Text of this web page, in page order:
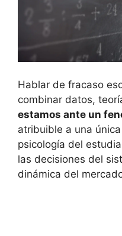
Hablar de fracaso
combinar datos,
estamos ante un
atribuible a una
psicología del
las decisiones del
dinámica del